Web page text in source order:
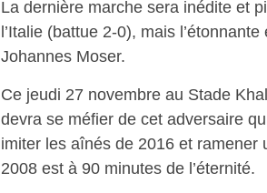
La dernière marche sera inédite et
l’Italie (battue 2-0), mais
Johannes Moser.
Ce jeudi 27 novembre au Stade
devra se méfier de cet adversaire
imiter les aînés de 2016 et ramener
2008 est à 90 minutes de l’éternité.